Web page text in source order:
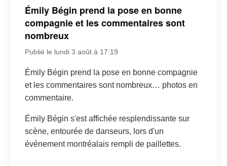
Émily Bégin prend la pose en bonne
compagnie et les commentaires sont
nombreux
Publié le lundi 3 août à 17:19
Émily Bégin prend la pose en bonne compagnie
et les commentaires sont nombreux… photos en
commentaire.
Émily Bégin s'est affichée resplendissante sur
scène, entourée de danseurs, lors d'un
événement montréalais rempli de paillettes.